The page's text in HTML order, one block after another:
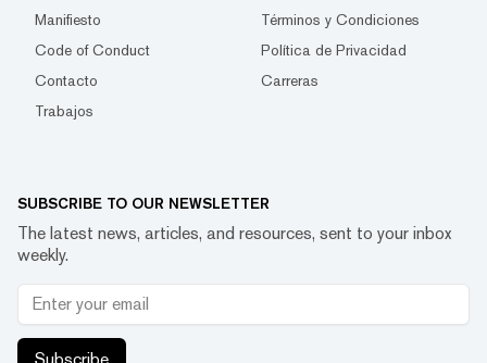
Manifiesto
Términos y Condiciones
Code of Conduct
Política de Privacidad
Contacto
Carreras
Trabajos
SUBSCRIBE TO OUR NEWSLETTER
The latest news, articles, and resources, sent to your inbox
weekly.